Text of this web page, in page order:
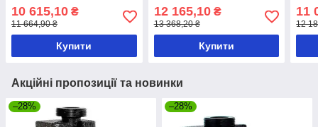
10 615,10 ₴
11 664,90 ₴
Купити
12 165,10₴
13 368,20 ₴
Купити
11
12
Акційні пропозиції та новинки
–28% –28%